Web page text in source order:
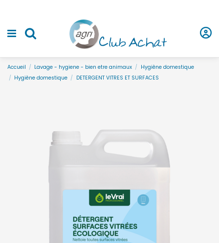
Accueil Lavage - hygiene - bien etre animaux
Hygiène domestique
Hygiène domestique
DETERGENT VITRES ET SURFACES